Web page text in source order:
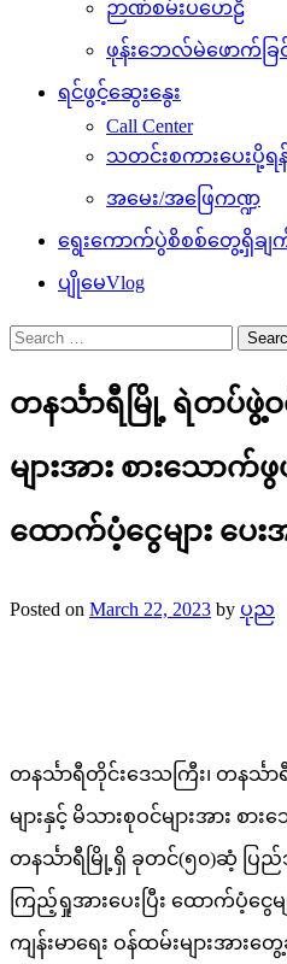
ဉာဏ်စမ်းပဟေဠိ
ဖုန်းဘေလ်မဲဖောက်ခြ
ရင်ဖွင့်ဆွေးနွေး
Call Center
သတင်းစကားပေးပို့ရ
အမေး/အဖြေကဏ္ဍ
ရွေးကောက်ပွဲစိစစ်တွေ့ရှိချက်
ပျိုမေVlog
Search
for:
တနင်္သာရီမြို့ ရဲတပ်ဖွဲ့ဝ
များအား စားသောက်ဖွ
ထောက်ပံ့ငွေများ ပေး
Posted on March 22, 2023 by ပုည
တနင်္သာရီတိုင်းဒေသကြီး၊ တနင်္သ
များနှင့် မိသားစုဝင်များအား စာ
တနင်္သာရီမြို့ရှိ ခုတင်(၅၀)ဆံ့ ပြည်
ကြည့်ရှုအားပေးပြီး ထောက်ပံ့ငွေ
ကျန်းမာရေး ဝန်ထမ်းများအာ